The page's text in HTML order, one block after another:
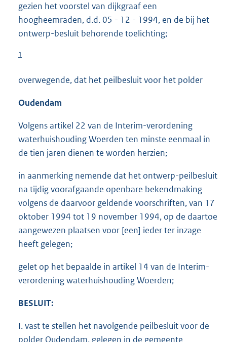
gezien het voorstel van dijkgraaf een
hoogheemraden, d.d. 05 - 12 - 1994, en de bij het
ontwerp-besluit behorende toelichting;
1
overwegende, dat het peilbesluit voor het polder
Oudendam
Volgens artikel 22 van de Interim-verordening
waterhuishouding Woerden ten minste eenmaal in
de tien jaren dienen te worden herzien;
in aanmerking nemende dat het ontwerp-peilbesluit
na tijdig voorafgaande openbare bekendmaking
volgens de daarvoor geldende voorschriften, van 17
oktober 1994 tot 19 november 1994, op de daartoe
aangewezen plaatsen voor [een] ieder ter inzage
heeft gelegen;
gelet op het bepaalde in artikel 14 van de Interim-
verordening waterhuishouding Woerden;
BESLUIT:
I. vast te stellen het navolgende peilbesluit voor de
polder Oudendam, gelegen in de gemeente